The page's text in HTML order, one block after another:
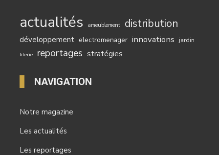
actualités ameublement distribution
développement electromenager innovations jardin
literie reportages stratégies
NAVIGATION
Notre magazine
Les actualités
Les reportages